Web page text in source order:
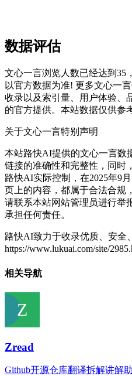
数据评估
文心一言浏览人数已经达到35
以官方数据为准! 更多文心一
收录以及索引量、用户体验、
的官方提供。本站数据仅供参
关于文心一言特别声明
本站路快AI提供的文心一言数
链接的准确性和完整性，同时
路快AI实际控制，在2025年9
页上的内容，都属于合法合规
请联系本站网站管理员进行举
承担任何责任。
路快AI致力于收录优质、安全
https://www.lukuai.com/site/
相关导航
Zread
Github开源仓库翻译拆解讲解